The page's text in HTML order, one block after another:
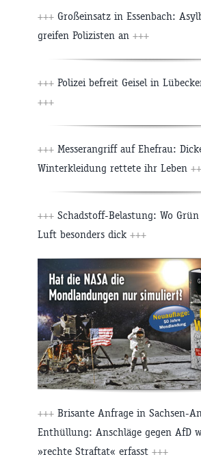
+++ Großeinsatz in Essenbach:
greifen Polizisten an +++
+++ Polizei befreit Geisel in
+++
+++ Messerangriff auf Ehefrau:
Winterkleidung rettete ihr Leben
+++ Schadstoff-Belastung: Wo
Luft besonders dick +++
+++ Brisante Anfrage in Sachsen-
Enthüllung: Anschläge gegen AfD
»rechte Straftat« erfasst +++